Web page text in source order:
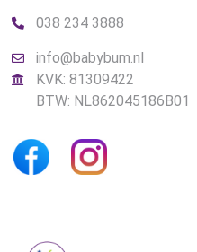
038 234 3888
info@babybum.nl
KVK: 81309422
BTW: NL862045186B01